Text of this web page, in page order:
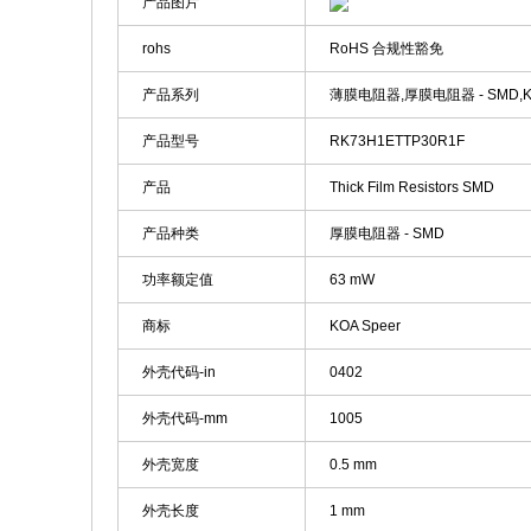
rohs RoHS 合规性豁免
产品系列 薄膜电阻器,厚膜电阻器 -
产品型号 RK73H1ETTP30R1F
产品 Thick Film Resistors SMD
产品种类 厚膜电阻器 - SMD
功率额定值 63 mW
商标 KOA Speer
外壳代码-in 0402
外壳代码-mm 1005
外壳宽度 0.5 mm
外壳长度 1 mm